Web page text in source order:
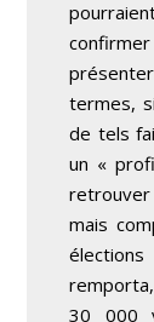
termes,
de tels
un «
retrouver
mais
30 000